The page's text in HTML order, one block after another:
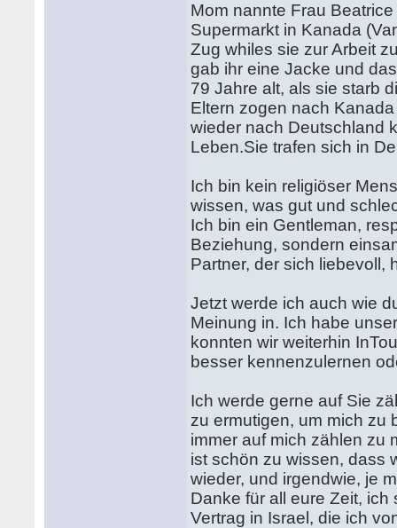
Mom nannte Frau
Supermarkt in Kanada
Zug whiles sie zur Arbeit
gab ihr eine Jacke und
79 Jahre alt, als sie starb
Eltern zogen nach
wieder nach Deutschland
Leben.Sie trafen sich in
Ich bin kein religiöser
wissen, was gut und
Ich bin ein Gentleman,
Beziehung, sondern
Partner, der sich liebevoll,
Jetzt werde ich auch wie
Meinung in. Ich habe
konnten wir weiterhin
besser kennenzulernen
Ich werde gerne auf Sie
zu ermutigen, um mich zu
immer auf mich zählen zu
ist schön zu wissen, dass
wieder, und irgendwie, je
Danke für all eure Zeit,
Vertrag in Israel, die ich